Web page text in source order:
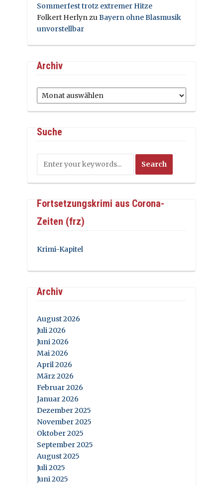
Sommerfest trotz extremer Hitze
Folkert HerlynzuBayern ohne Blasmusik
unvorstellbar
Archiv
Archiv
Suche
Fortsetzungskrimi aus Corona-
Zeiten (frz)
Krimi-Kapitel
Archiv
August 2026
Juli 2026
Juni 2026
Mai 2026
April 2026
März 2026
Februar 2026
Januar 2026
Dezember 2025
November 2025
Oktober 2025
September 2025
August 2025
Juli 2025
Juni 2025